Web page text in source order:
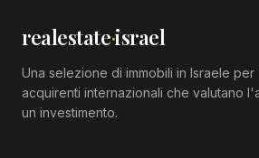
realestate·israel
Una selezione di immobili in Israele per
acquirenti internazionali che valutano
un investimento.